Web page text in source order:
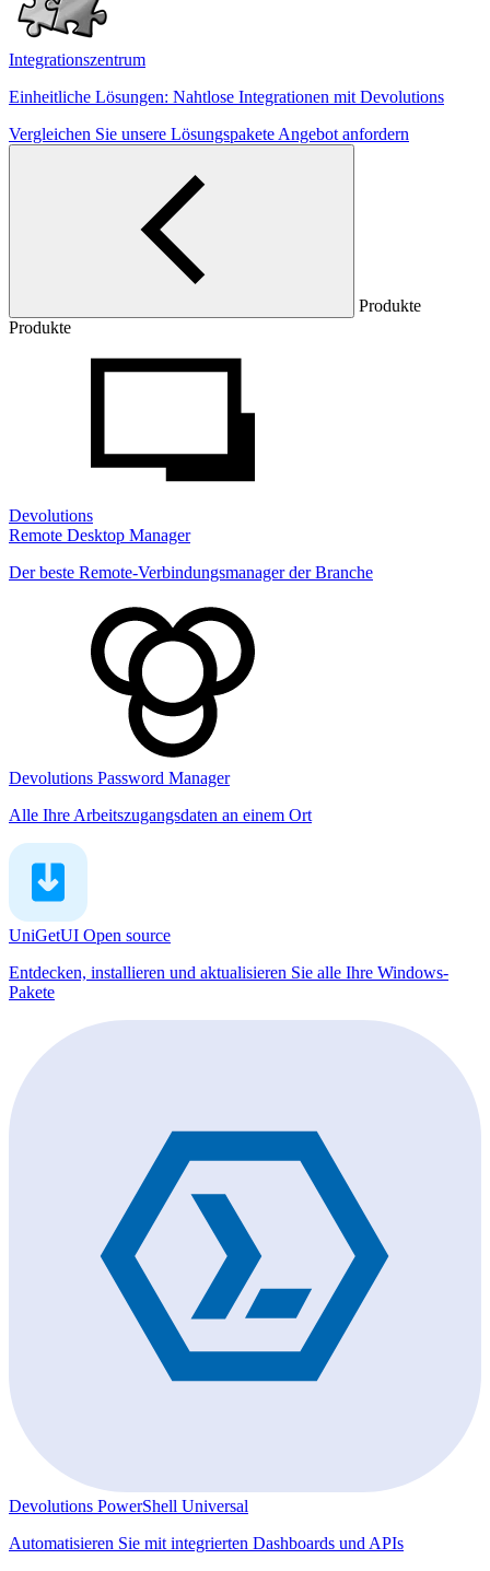
Integrationszentrum
Einheitliche Lösungen: Nahtlose Integrationen mit Devolutions
Vergleichen Sie unsere Lösungspakete Angebot anfordern
Produkte
Produkte
Devolutions
Remote Desktop Manager
Der beste Remote-Verbindungsmanager der Branche
Devolutions Password Manager
Alle Ihre Arbeitszugangsdaten an einem Ort
UniGetUI Open source
Entdecken, installieren und aktualisieren Sie alle Ihre Windows-
Pakete
Devolutions PowerShell Universal
Automatisieren Sie mit integrierten Dashboards und APIs